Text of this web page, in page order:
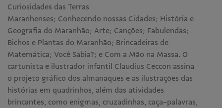
Curiosidades das Terras
Maranhenses; Conhecendo nossas Cidades; História e
Geografia do Maranhão; Arte; Canções; Fabulendas;
Bichos e Plantas do Maranhão; Brincadeiras de
Matemática; Você Sabia?; e Com a Mão na Massa. O
cartunista e ilustrador infantil Claudius Ceccon assina
o projeto gráfico dos almanaques e as ilustrações das
histórias em quadrinhos, além das atividades
brincantes, como enigmas, cruzadinhas, caça-palavras,